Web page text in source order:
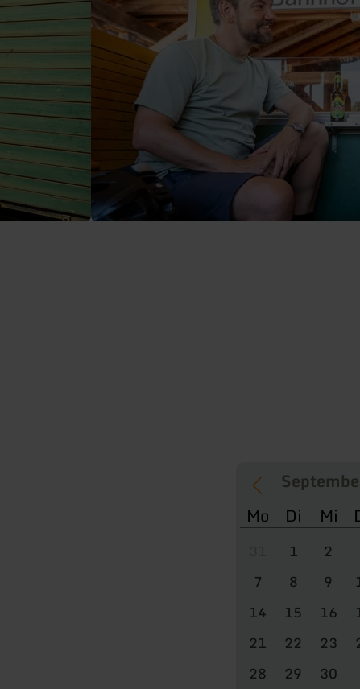
Mo Di Mi
1 2
7
8 9
14
15 16
21
22 23
28
29 30